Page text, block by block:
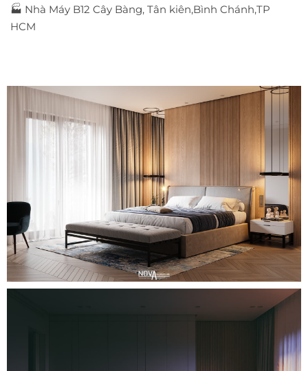
🏭 Nhà Máy B12 Cây Bàng, Tân kiên,Bình Chánh,TP
HCM